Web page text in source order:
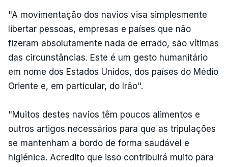
"A movimentação dos navios visa simplesmente
libertar pessoas, empresas e países que não
fizeram absolutamente nada de errado, são vítimas
das circunstâncias. Este é um gesto humanitário
em nome dos Estados Unidos, dos países do Médio
Oriente e, em particular, do Irão".
"Muitos destes navios têm poucos alimentos e
outros artigos necessários para que as tripulações
se mantenham a bordo de forma saudável e
higiénica. Acredito que isso contribuirá muito para